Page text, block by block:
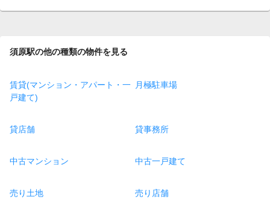
須原駅の他の種類の物件を見る
賃貸(マンション・アパート・一
戸建て)
月極駐車場
貸店舗 貸事務所
中古マンション 中古一戸建て
売り土地 売り店舗